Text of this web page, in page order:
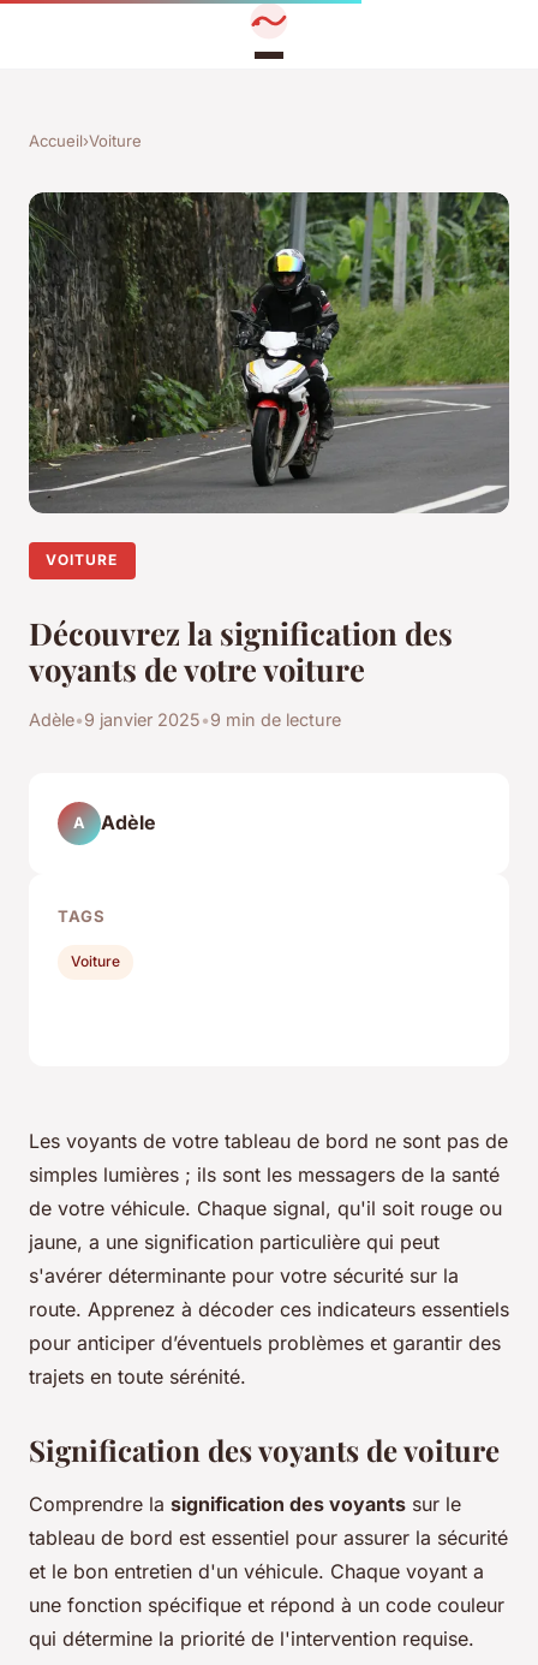
Accueil›Voiture
VOITURE
Découvrez la signification des
voyants de votre voiture
Adèle•9 janvier 2025•9 min de lecture
Les voyants de votre tableau de bord ne sont pas de
simples lumières ; ils sont les messagers de la santé
de votre véhicule. Chaque signal, qu'il soit rouge ou
jaune, a une signification particulière qui peut
s'avérer déterminante pour votre sécurité sur la
route. Apprenez à décoder ces indicateurs essentiels
pour anticiper d’éventuels problèmes et garantir des
trajets en toute sérénité.
Signification des voyants de voiture
Comprendre la signification des voyants sur le
tableau de bord est essentiel pour assurer la sécurité
et le bon entretien d'un véhicule. Chaque voyant a
une fonction spécifique et répond à un code couleur
qui détermine la priorité de l'intervention requise.
A Adèle
TAGS
Voiture